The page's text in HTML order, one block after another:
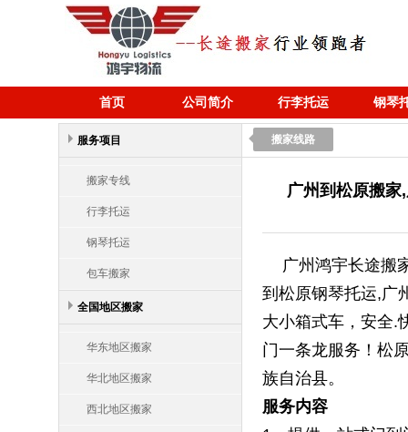
首页 公司简介 行李托运 钢琴
服务项目
搬家专线
行李托运
钢琴托运
包车搬家
全国地区搬家
华东地区搬家
华北地区搬家
西北地区搬家
搬家线路
广州到松原搬家
广州鸿宇长途搬
到松原钢琴托运,广
大小箱式车，安全.
门一条龙服务！松
族自治县。
服务内容